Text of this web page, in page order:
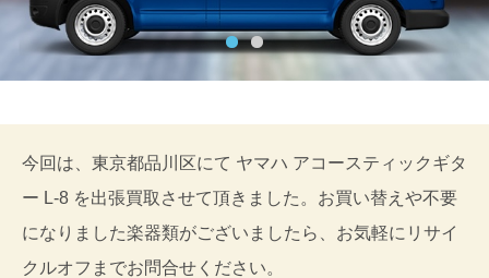
今回は、東京都品川区にて ヤマハ アコースティックギタ
ー L-8 を出張買取させて頂きました。お買い替えや不要
になりました楽器類がございましたら、お気軽にリサイ
クルオフまでお問合せください。